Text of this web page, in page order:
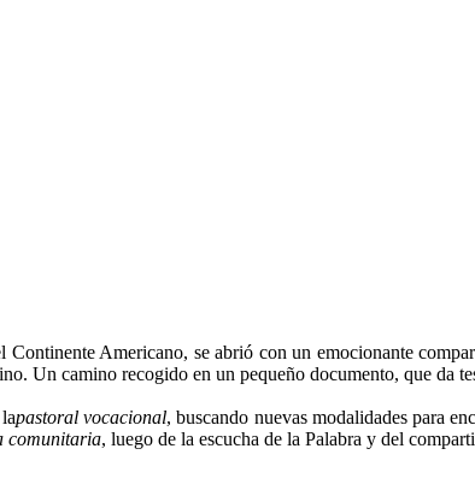
Americano, se abrió con un emocionante
Un camino recogido en un pequeño documento, que da
pastoral vocacional, buscando nuevas modalidades para
comunitaria, luego de la escucha de la Palabra y del